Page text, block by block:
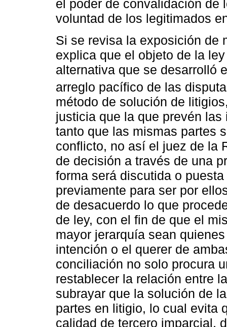
el poder de convalidación de
voluntad de los legitimados
Si se revisa la exposición de
explica que el objeto de la
alternativa que se desarrolló
arreglo pacífico de las
método de solución de
justicia que la que prevén
tanto que las mismas partes
conflicto, no así el juez de la
de decisión a través de una
forma será discutida o
previamente para ser por
de desacuerdo lo que
de ley, con el fin de que el
mayor jerarquía sean
intención o el querer de
conciliación no solo procura
restablecer la relación entre
subrayar que la solución de
partes en litigio, lo cual evita
calidad de tercero imparcial,